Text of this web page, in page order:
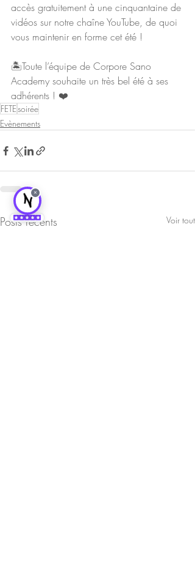
accès gratuitement à une cinquantaine de
vidéos sur notre chaîne YouTube, de quoi
vous maintenir en forme cet été !
🏝Toute l’équipe de Corpore Sano
Academy souhaite un très bel été à ses
adhérents ! ❤️
FETEsoirée
Evènements
Posts récents Voir tout
×